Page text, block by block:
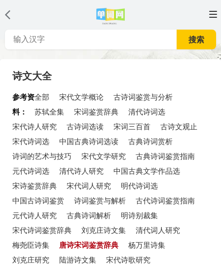
搜索
诗文大全
参考资
料：
全部 宋代文学概论
古诗词鉴赏与分析
苏轼全集
宋词鉴赏辞典
清代诗词选
宋代诗人研究
古诗词选读 宋词三百首
古诗文观止
宋代诗词选
中国古典诗词选读
古典诗词赏析
诗词的艺术与技巧
宋代文学研究
古典诗词鉴赏指南
元代诗词选
清代诗人研究
中国古典文学作品选
宋诗鉴赏辞典
宋代词人研究
明代诗词选
中国古诗词鉴赏
诗词鉴赏与解析
古代诗词鉴赏指南
元代诗人研究
古典诗词解析
明诗别裁集
宋代诗词鉴赏辞典
刘克庄诗文集
清代词人研究
梅尧臣诗集
唐诗宋词鉴赏辞典
杨万里诗集
刘克庄研究
陆游诗文集
宋代诗歌研究